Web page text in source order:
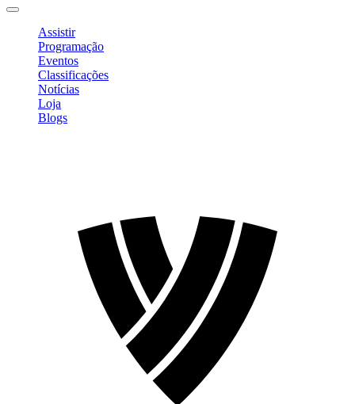
Assistir
Programação
Eventos
Classificações
Notícias
Loja
Blogs